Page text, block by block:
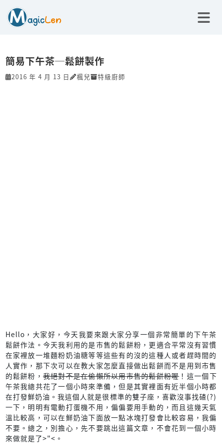
簡易下午茶─鬆餅製作
2016 年 4 月 13 日 楓兒 特級廚師
Hello，大家好，今天我要來跟大家分享一個非常簡單的下午茶
鬆餅作法。今天我利用的是市售的鬆餅粉，更適合平常沒有習慣
在家裡放一堆麵粉奶油糖等等這些有的沒的這種人或者趕時間的
人實作，那下次可以在教大家怎麼直接做出鬆餅而不是用到市售
的鬆餅粉，我絕對不是在偷懶所以用市售的鬆餅粉喔！這一個下
午茶我總共花了一個小時來準備，但是其實裡面有近半個小時都
在打發鮮奶油。我這個人就是很標準的雙子座，喜歡沒事找碴(?)
一下，明明有電動打蛋機不用，偏偏要用手動的，而且這幾天氣
溫比較高，可以在鮮奶油下面放一點冰塊打發會比較容易，我偏
不要。總之，別擔心，先不要跳出這篇文章，不會花到一個小時
來做就是了>"<。